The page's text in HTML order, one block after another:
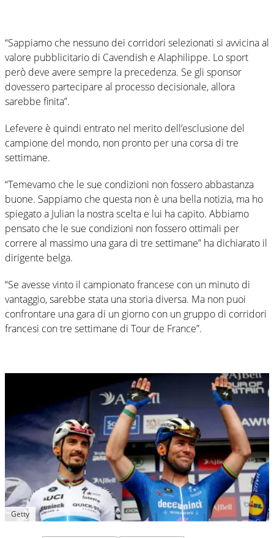
“Sappiamo che nessuno dei corridori selezionati si avvicina al
valore pubblicitario di Cavendish e Alaphilippe. Lo sport
però deve avere sempre la precedenza. Se gli sponsor
dovessero partecipare al processo decisionale, allora
sarebbe finita”.
Lefevere è quindi entrato nel merito dell’esclusione del
campione del mondo, non pronto per una corsa di tre
settimane.
“Temevamo che le sue condizioni non fossero abbastanza
buone. Sappiamo che questa non è una bella notizia, ma ho
spiegato a Julian la nostra scelta e lui ha capito. Abbiamo
pensato che le sue condizioni non fossero ottimali per
correre al massimo una gara di tre settimane” ha dichiarato il
dirigente belga.
“Se avesse vinto il campionato francese con un minuto di
vantaggio, sarebbe stata una storia diversa. Ma non puoi
confrontare una gara di un giorno con un gruppo di corridori
francesi con tre settimane di Tour de France”.
Getty